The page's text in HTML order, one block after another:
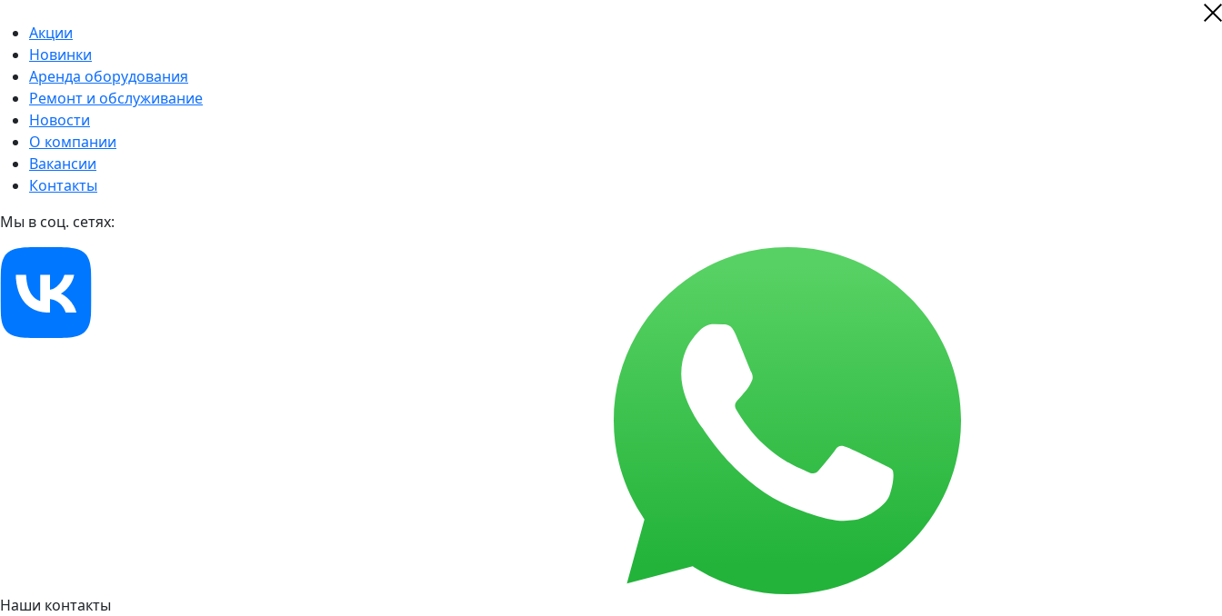
Акции
Новинки
Аренда оборудования
Ремонт и обслуживание
Новости
О компании
Вакансии
Контакты
Мы в соц. сетях:
Наши контакты